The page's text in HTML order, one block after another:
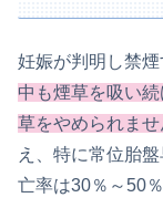
妊娠が判明し禁煙
中も煙草を吸い
草をやめられませ
え、特に常位胎
亡率は30％～50